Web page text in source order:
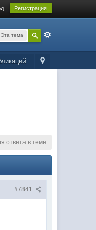
Регистрация
Эта тема
ответа в теме
#7841